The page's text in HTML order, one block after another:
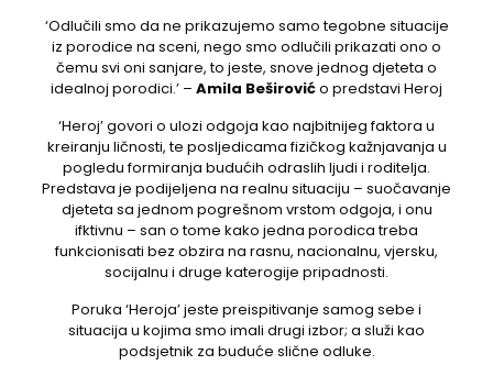
‘Odlučili smo da ne prikazujemo samo tegobne situacije
iz porodice na sceni, nego smo odlučili prikazati ono o
čemu svi oni sanjare, to jeste, snove jednog djeteta o
idealnoj porodici.’ – Amila Beširovićo predstavi Heroj
‘Heroj’ govori o ulozi odgoja kao najbitnijeg faktora u
kreiranju ličnosti, te posljedicama fizičkog kažnjavanja u
pogledu formiranja budućih odraslih ljudi i roditelja.
Predstava je podijeljena na realnu situaciju – suočavanje
djeteta sa jednom pogrešnom vrstom odgoja, i onu
ifktivnu – san o tome kako jedna porodica treba
funkcionisati bez obzira na rasnu, nacionalnu, vjersku,
socijalnu i druge katerogije pripadnosti.
Poruka ‘Heroja’ jeste preispitivanje samog sebe i
situacija u kojima smo imali drugi izbor; a služi kao
podsjetnik za buduće slične odluke.